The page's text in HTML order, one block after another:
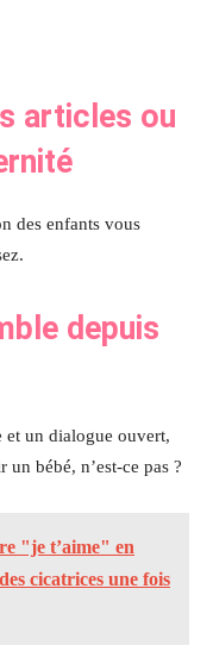
articles ou
des enfants vous
depuis
et un dialogue ouvert,
bébé, n’est-ce pas ?
"je t’aime" en
cicatrices une fois